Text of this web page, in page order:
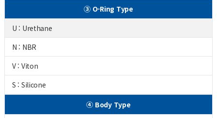
③ O-Ring Type
U : Urethane
N : NBR
V : Viton
S : Silicone
④ Body Type